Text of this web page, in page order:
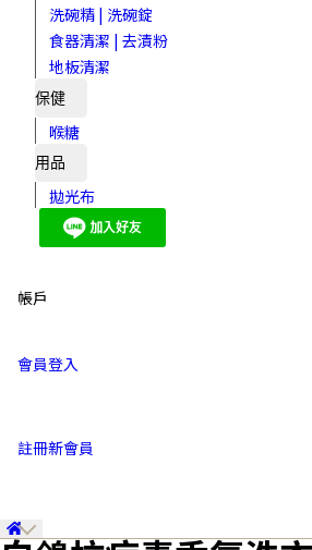
洗碗精 | 洗碗錠
食器清潔 | 去漬粉
地板清潔
保健
喉糖
用品
拋光布
帳戶
會員登入
註冊新會員